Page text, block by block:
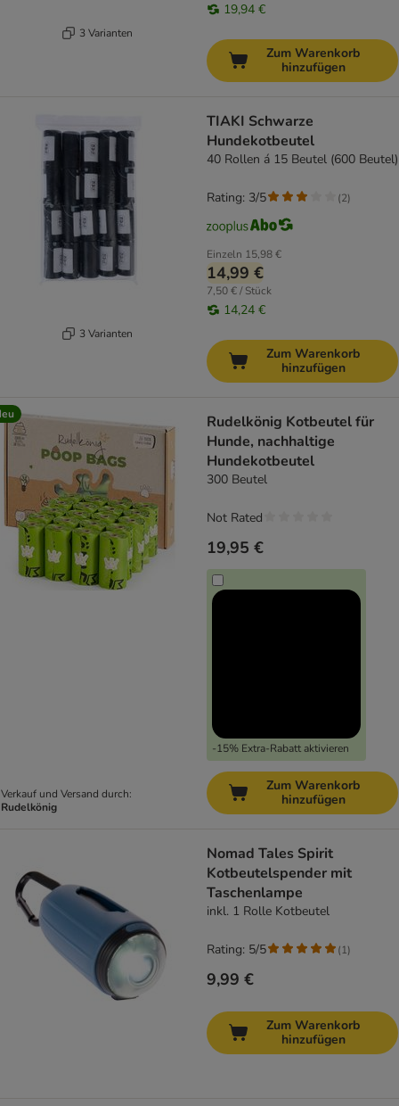
3 Varianten
19,94 €
Zum Warenkorb
hinzufügen
3 Varianten
TIAKI Schwarze
Hundekotbeutel
40 Rollen á 15 Beutel (600 Beutel)
Einzeln 15,98 €
14,99 €
7,50 € / Stück
14,24 €
Rating: 3/5 (2)
Zum Warenkorb
hinzufügen
Verkauf und Versand durch:
Rudelkönig
Rudelkönig Kotbeutel für
Hunde, nachhaltige
Hundekotbeutel
300 Beutel
19,95 €
-15% Extra-Rabatt aktivieren
Not Rated
Zum Warenkorb
hinzufügen
Nomad Tales Spirit
Kotbeutelspender mit
Taschenlampe
inkl. 1 Rolle Kotbeutel
9,99 €
Rating: 5/5 (1)
Zum Warenkorb
hinzufügen